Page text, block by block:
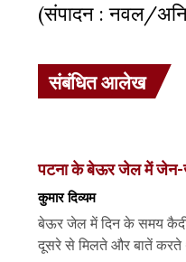
(संपादन : नवल/
संबंधित आलेख
पटना के बेऊर जेल में जेन-
कुमार दिव्यम
बेऊर जेल में दिन के समय
दूसरे से मिलते और बातें